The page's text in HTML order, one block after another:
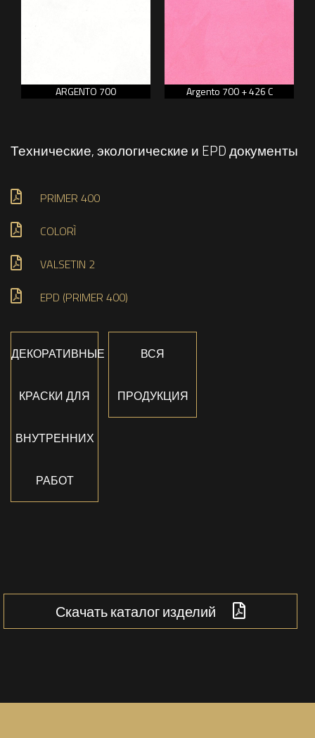
ARGENTO 700 Argento 700 + 426 C
Технические, экологические и EPD документы
PRIMER 400
COLORÌ
VALSETIN 2
EPD (PRIMER 400)
ДЕКОРАТИВНЫЕ
КРАСКИ ДЛЯ
ВНУТРЕННИХ
РАБОТ
ВСЯ
ПРОДУКЦИЯ
Скачать каталог изделий